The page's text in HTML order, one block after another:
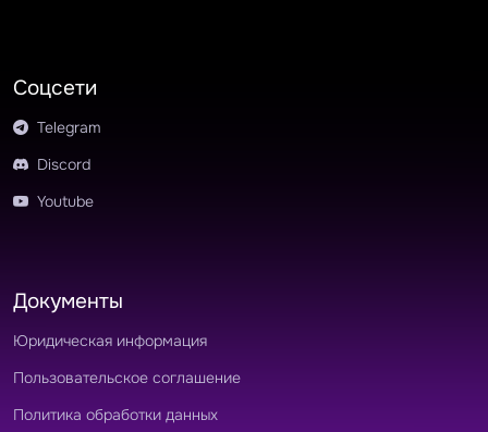
Соцсети
Telegram
Discord
Youtube
Документы
Юридическая информация
Пользовательское соглашение
Политика обработки данных